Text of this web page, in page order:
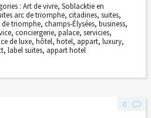
: Art de vivre, Soblacktie en
arc de triomphe,citadines,suites,
de triomphe, champs-Élysées, business,
, conciergerie, palace, servicies,
de luxe, hôtel, hotel, appart, luxury,
, label suites, appart hotel
0